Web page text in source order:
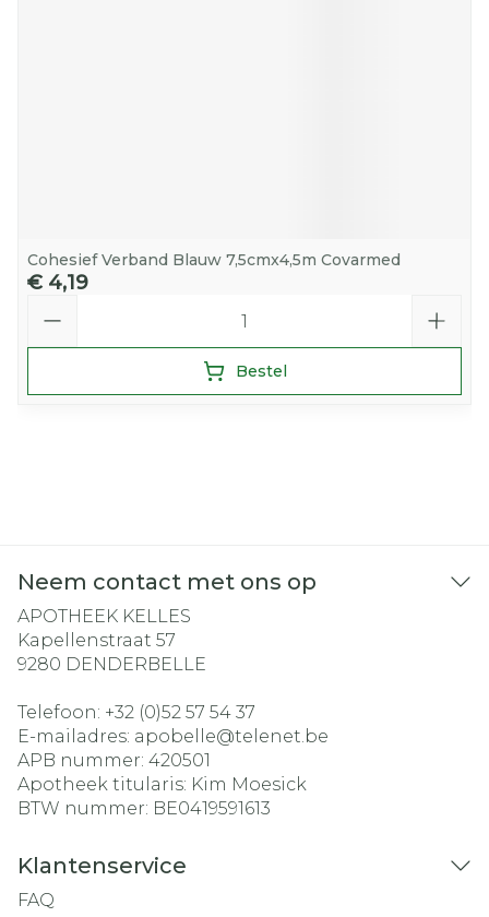
Cohesief Verband Blauw 7,5cmx4,5m Covarmed
€ 4,19
Bestel
Neem contact met ons op
APOTHEEK KELLES
Kapellenstraat 57
9280 DENDERBELLE
Telefoon: +32 (0)52 57 54 37
E-mailadres: apobelle@telenet.be
APB nummer: 420501
Apotheek titularis: Kim Moesick
BTW nummer: BE0419591613
Klantenservice
FAQ